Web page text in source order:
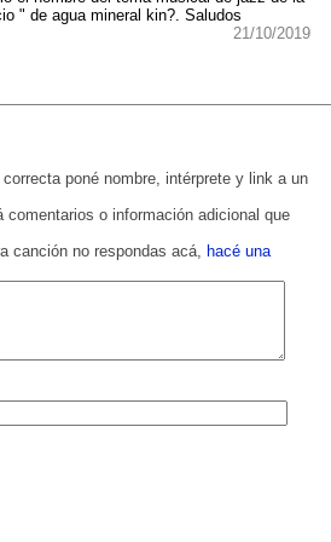
" de agua mineral kin?. Saludos
21/10/2019
poné nombre, intérprete y link a un
comentarios o información adicional que
canción no respondas acá, hacé una